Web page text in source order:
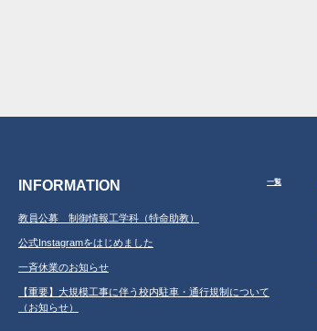
INFORMATION 一覧
教員公募 制御情報工学科（特命助教）
公式Instagramをはじめました
一斉休業のお知らせ
【重要】大規模工事に伴う校内駐車・通行規制について
（お知らせ）